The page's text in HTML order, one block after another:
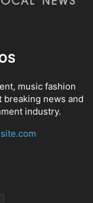
music fashion
news and
industry.